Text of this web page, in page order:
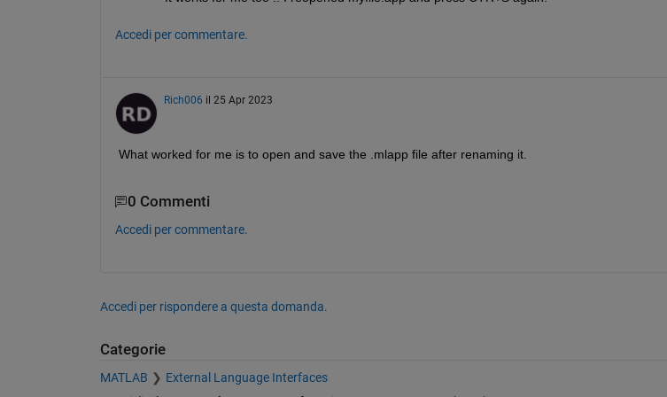
Accedi per commentare.
Rich006 il 25 Apr 2023
What worked for me is to open and save the .mlapp file after renaming it.
0 Commenti
Accedi per commentare.
Accedi per rispondere a questa domanda.
Categorie
MATLAB External Language Interfaces